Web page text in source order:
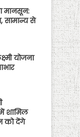
मानसून:
सामान्य से
योजना
शामिल
को देंगे